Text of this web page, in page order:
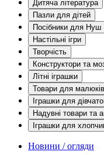
Дитяча література
Пазли для дітей
Посібники для Нуш
Настільні ігри
Творчість
Конструктори та
Літні іграшки
Товари для малюків
Іграшки для
Надувні товари та
Іграшки для
Новини / огляди